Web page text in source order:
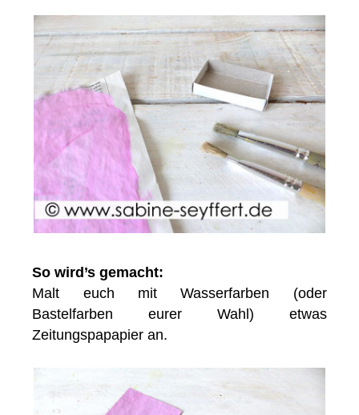
So wird’s gemacht:
Malt euch mit Wasserfarben (oder
Bastelfarben eurer Wahl) etwas
Zeitungspapapier an.